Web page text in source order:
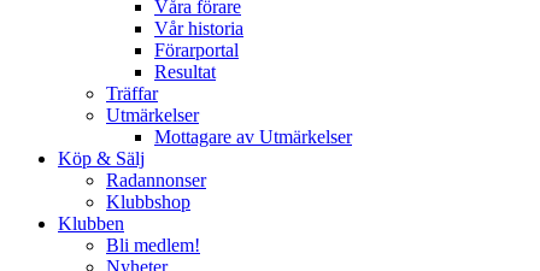
Våra förare
Vår historia
Förarportal
Resultat
Träffar
Utmärkelser
Mottagare av Utmärkelser
Köp & Sälj
Radannonser
Klubbshop
Klubben
Bli medlem!
Nyheter